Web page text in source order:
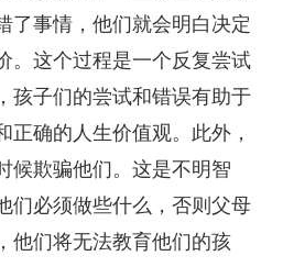
了事情，他们就会明白决定
。这个过程是一个反复尝试
孩子们的尝试和错误有助于
正确的人生价值观。此外，
候欺骗他们。这是不明智
们必须做些什么，否则父母
他们将无法教育他们的孩